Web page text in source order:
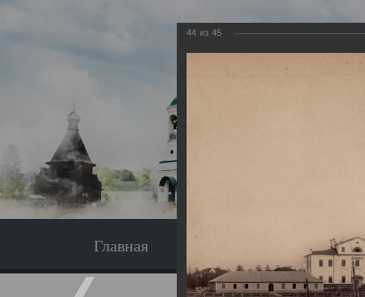
Главная
44 из 45